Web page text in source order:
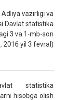
vazirligi va
Davlat statistika
3 va 1-mb-son
2016 yil 3 fevral)
statistika
hisobga olish